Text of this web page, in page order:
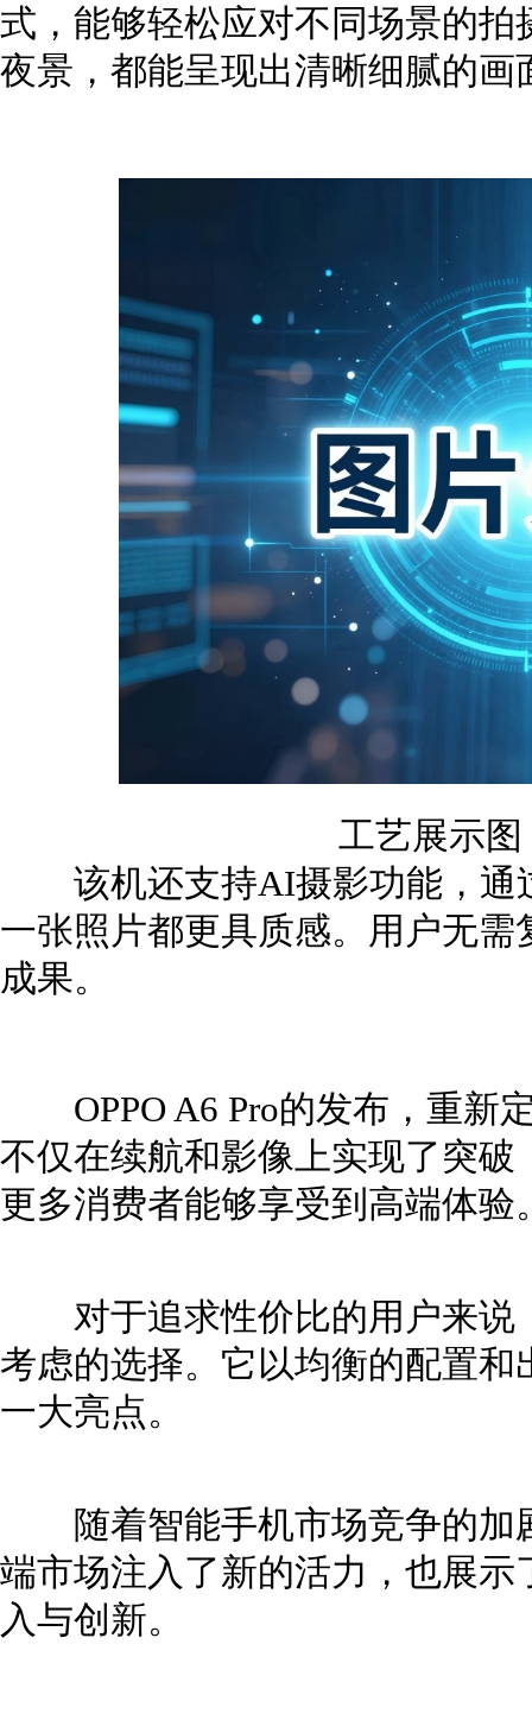
式，能够轻松应对不同场景的
夜景，都能呈现出清晰细腻的画
工艺展示
该机还支持AI摄影功能，通
一张照片都更具质感。用户无
成果。
OPPO A6 Pro的发布，重新
不仅在续航和影像上实现了突
更多消费者能够享受到高端体验
对于追求性价比的用户来说
考虑的选择。它以均衡的配置
一大亮点。
随着智能手机市场竞争的加
端市场注入了新的活力，也展示
入与创新。